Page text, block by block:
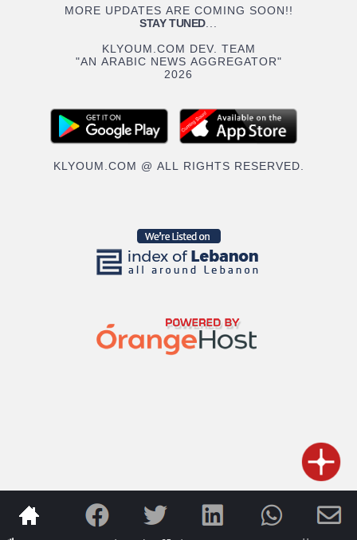
MORE UPDATES ARE COMING SOON!!
STAY TUNED...
KLYOUM.COM DEV. TEAM
"AN ARABIC NEWS AGGREGATOR"
2026
KLYOUM.COM @ ALL RIGHTS RESERVED.